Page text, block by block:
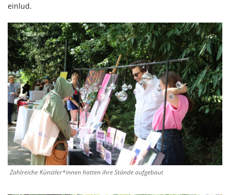
einlud.
Zahlreiche Künstler*innen hatten ihre Stände aufgebaut